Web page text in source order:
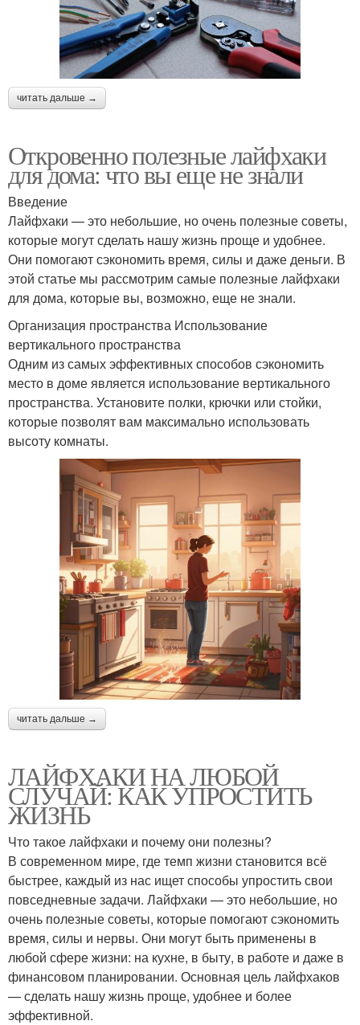
читать дальше →
Откровенно полезные лайфхаки
для дома: что вы еще не знали
Введение
Лайфхаки — это небольшие, но очень полезные советы,
которые могут сделать нашу жизнь проще и удобнее.
Они помогают сэкономить время, силы и даже деньги. В
этой статье мы рассмотрим самые полезные лайфхаки
для дома, которые вы, возможно, еще не знали.
Организация пространства Использование
вертикального пространства
Одним из самых эффективных способов сэкономить
место в доме является использование вертикального
пространства. Установите полки, крючки или стойки,
которые позволят вам максимально использовать
высоту комнаты.
читать дальше →
ЛАЙФХАКИ НА ЛЮБОЙ
СЛУЧАЙ: КАК УПРОСТИТЬ
ЖИЗНЬ
Что такое лайфхаки и почему они полезны?
В современном мире, где темп жизни становится всё
быстрее, каждый из нас ищет способы упростить свои
повседневные задачи. Лайфхаки — это небольшие, но
очень полезные советы, которые помогают сэкономить
время, силы и нервы. Они могут быть применены в
любой сфере жизни: на кухне, в быту, в работе и даже в
финансовом планировании. Основная цель лайфхаков
— сделать нашу жизнь проще, удобнее и более
эффективной.